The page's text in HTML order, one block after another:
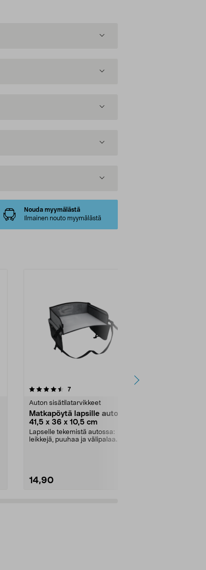
Nouda myymälästä
Ilmainen nouto myymälästä
7arvostelut
Auton sisätilatarvikkeet
Matkapöytä lapsille autoon,
41,5 x 36 x 10,5 cm
Lapselle tekemistä autossa:
leikkejä, puuhaa ja välipalaa.
14,90
4.5 viidestä